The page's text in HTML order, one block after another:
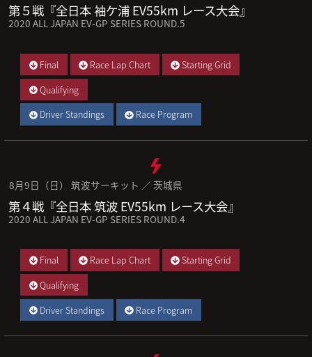
第５戦『全日本 袖ケ浦 EV55km レース大会』
2020 ALL JAPAN EV-GP SERIES ROUND.5
Final Race Lap Chart
Starting Grid
Qualifying
Driver Standings
Race Program
8月9日（日） 筑波サーキット ／ 茨城県
第４戦『全日本 筑波 EV55km レース大会』
2020 ALL JAPAN EV-GP SERIES ROUND.4
Final Race Lap Chart
Starting Grid
Qualifying
Driver Standings
Race Program